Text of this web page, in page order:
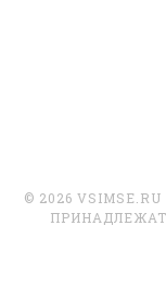
© 2026